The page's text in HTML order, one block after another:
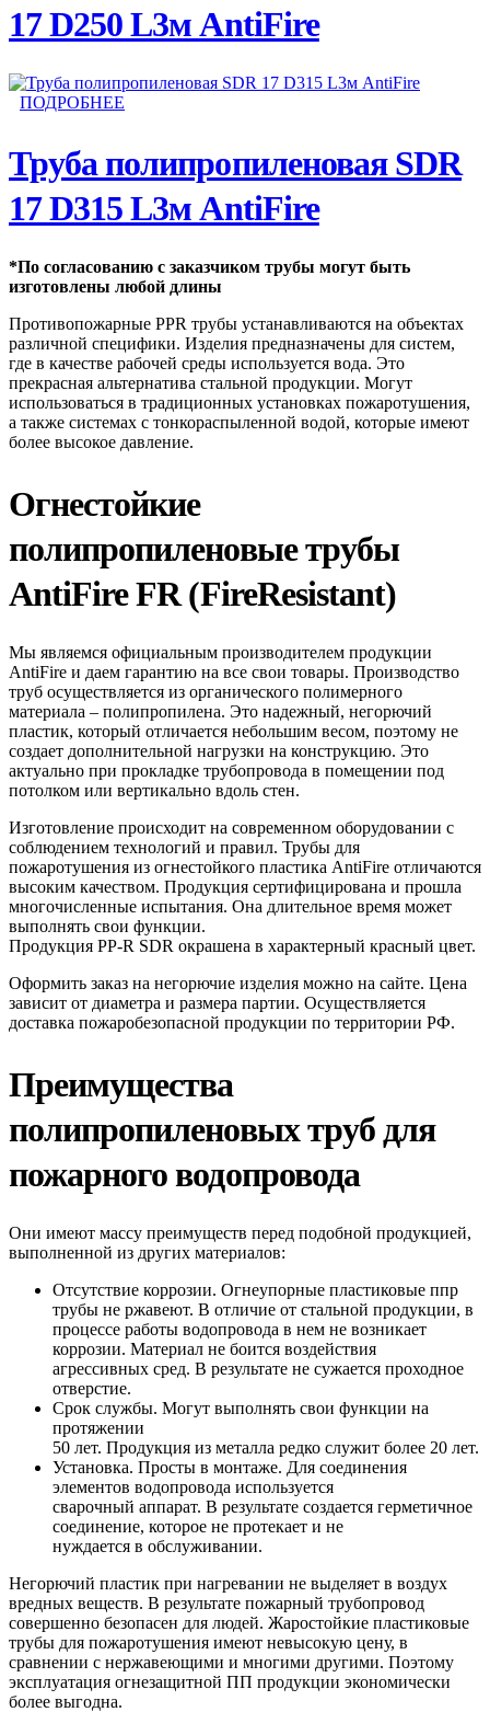
17 D250 L3м AntiFire
ПОДРОБНЕЕ
Труба полипропиленовая SDR
17 D315 L3м AntiFire
*По согласованию с заказчиком трубы могут быть
изготовлены любой длины
Противопожарные PPR трубы устанавливаются на объектах
различной специфики. Изделия предназначены для систем,
где в качестве рабочей среды используется вода. Это
прекрасная альтернатива стальной продукции. Могут
использоваться в традиционных установках пожаротушения,
а также системах с тонкораспыленной водой, которые имеют
более высокое давление.
Огнестойкие
полипропиленовые трубы
AntiFire FR (FireResistant)
Мы являемся официальным производителем продукции
AntiFire и даем гарантию на все свои товары. Производство
труб осуществляется из органического полимерного
материала – полипропилена. Это надежный, негорючий
пластик, который отличается небольшим весом, поэтому не
создает дополнительной нагрузки на конструкцию. Это
актуально при прокладке трубопровода в помещении под
потолком или вертикально вдоль стен.
Изготовление происходит на современном оборудовании с
соблюдением технологий и правил. Трубы для
пожаротушения из огнестойкого пластика AntiFire отличаются
высоким качеством. Продукция сертифицирована и прошла
многочисленные испытания. Она длительное время может
выполнять свои функции.
Продукция PP-R SDR окрашена в характерный красный цвет.
Оформить заказ на негорючие изделия можно на сайте. Цена
зависит от диаметра и размера партии. Осуществляется
доставка пожаробезопасной продукции по территории РФ.
Преимущества
полипропиленовых труб для
пожарного водопровода
Они имеют массу преимуществ перед подобной продукцией,
выполненной из других материалов:
Отсутствие коррозии. Огнеупорные пластиковые ппр
трубы не ржавеют. В отличие от стальной продукции, в
процессе работы водопровода в нем не возникает
коррозии. Материал не боится воздействия
агрессивных сред. В результате не сужается проходное
отверстие.
Срок службы. Могут выполнять свои функции на
протяжении
50 лет. Продукция из металла редко служит более 20 лет.
Установка. Просты в монтаже. Для соединения
элементов водопровода используется
сварочный аппарат. В результате создается герметичное
соединение, которое не протекает и не
нуждается в обслуживании.
Негорючий пластик при нагревании не выделяет в воздух
вредных веществ. В результате пожарный трубопровод
совершенно безопасен для людей. Жаростойкие пластиковые
трубы для пожаротушения имеют невысокую цену, в
сравнении с нержавеющими и многими другими. Поэтому
эксплуатация огнезащитной ПП продукции экономически
более выгодна.